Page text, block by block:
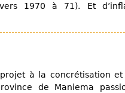
1970 à 71). Et
à la concrétisation
de Maniema